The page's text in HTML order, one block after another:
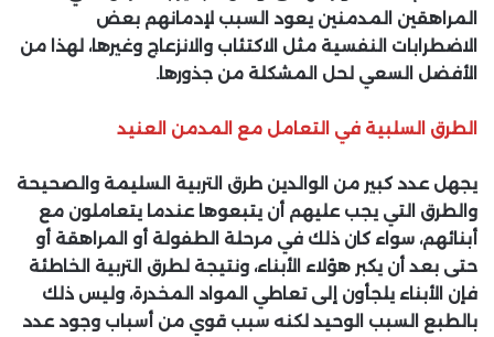
المراهقين المدمنين يعود السبب لإدمانهم بعض
الاضطرابات النفسية مثل الاكتئاب والانزعاج وغيرها، لهذا من
الأفضل السعي لحل المشكلة من جذورها.
الطرق السلبية في التعامل مع المدمن العنيد
يجهل عدد كبير من الوالدين طرق التربية السليمة والصحيحة
والطرق التي يجب عليهم أن يتبعوها عندما يتعاملون مع
أبنائهم، سواء كان ذلك في مرحلة الطفولة أو المراهقة أو
حتى بعد أن يكبر هؤلاء الأبناء، ونتيجة لطرق التربية الخاطئة
فإن الأبناء يلجأون إلى تعاطي المواد المخدرة، وليس ذلك
بالطبع السبب الوحيد لكنه سبب قوي من أسباب وجود عدد